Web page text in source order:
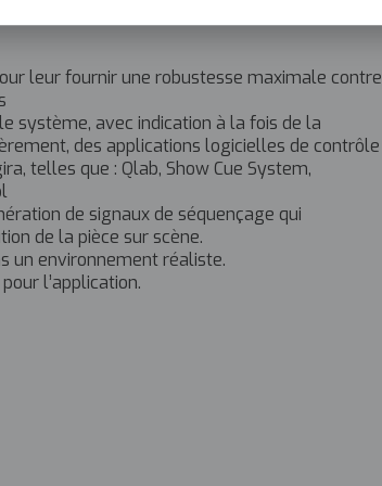
leur fournir une robustesse maximale contre
système, avec indication à la fois de la
des applications logicielles de contrôle
telles que : Qlab, Show Cue System,
de signaux de séquençage qui
de la pièce sur scène.
un environnement réaliste.
l’application.